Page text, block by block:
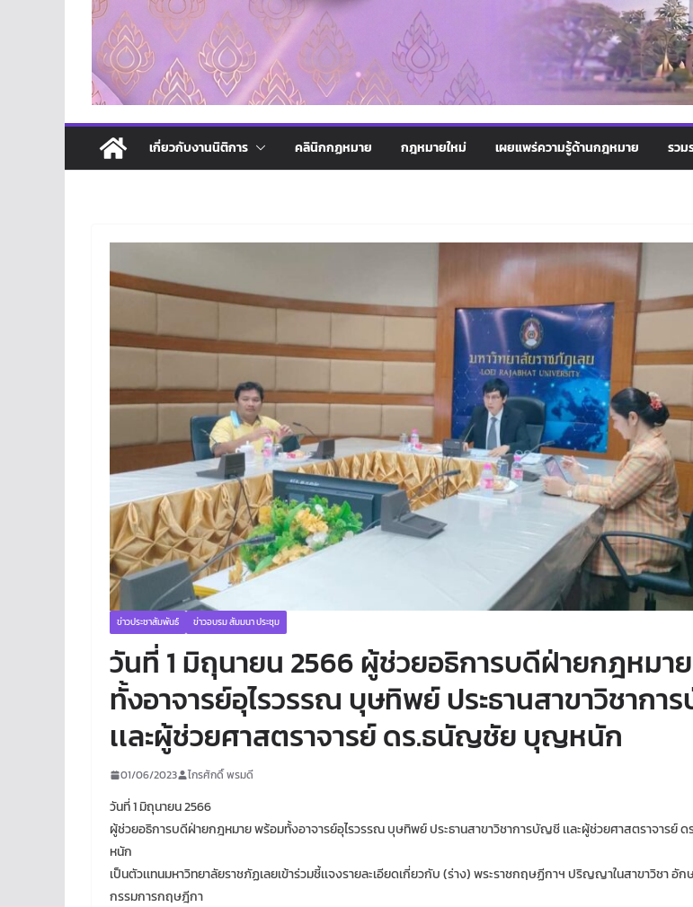
เกี่ยวกับงานนิติการ คลินิกกฏหมาย กฎหมายใหม่ เผยแพร่ความรู้ด้านกฎหมาย รวม
ข่าวประชาสัมพันธ์ ข่าวอบรม สัมมนา ประชุม
วันที่ 1 มิถุนายน 2566 ผู้ช่วยอธิการบดีฝ่ายกฎหมา
ทั้งอาจารย์อุไรวรรณ บุษทิพย์ ประธานสาขาวิชากา
เเละผู้ช่วยศาสตราจารย์ ดร.ธนัญชัย บุญหนัก
01/06/2023 ไกรศักดิ์ พรมดี
วันที่ 1 มิถุนายน 2566
ผู้ช่วยอธิการบดีฝ่ายกฎหมาย พร้อมทั้งอาจารย์อุไรวรรณ บุษทิพย์ ประธานสาขาวิชาการบัญชี เเละผู้ช่วยศาสตราจารย์
หนัก
เป็นตัวเเทนมหาวิทยาลัยราชภัฏเลยเข้าร่วมชี้เเจงรายละเอียดเกี่ยวกับ (ร่าง) พระราชกฤษฏีกาฯ ปริญญาในสาขาวิชา อั
กรรมการกฤษฎีกา